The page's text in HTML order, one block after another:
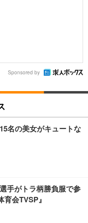
Sponsored by
名の美女がキュートな
手がトラ柄勝負服で参
会TVSP』